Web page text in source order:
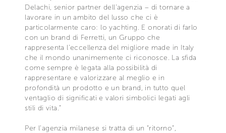
Delachi, senior partner dell’agenzia – di tornare a
lavorare in un ambito del lusso che ci è
particolarmente caro: lo yachting. E onorati di farlo
con un brand di Ferretti, un Gruppo che
rappresenta l’eccellenza del migliore made in Italy
che il mondo unanimemente ci riconosce. La sfida
come sempre è legata alla possibilità di
rappresentare e valorizzare al meglio e in
profondità un prodotto e un brand, in tutto quel
ventaglio di significati e valori simbolici legati agli
stili di vita.”
Per l’agenzia milanese si tratta di un “ritorno”,